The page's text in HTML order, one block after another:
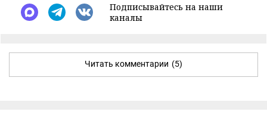
Подписывайтесь на наши
каналы
Читать комментарии (5)